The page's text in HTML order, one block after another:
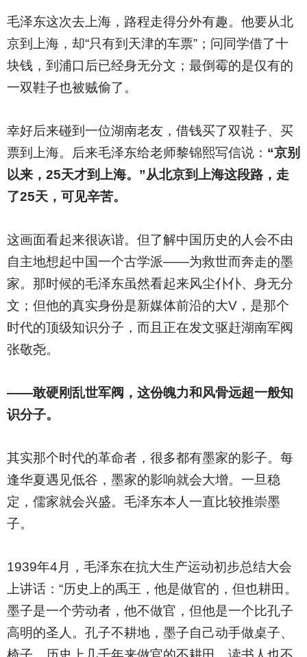
毛泽东这次去上海，路程走得分外有趣。他要从北
京到上海，却“只有到天津的车票”；问同学借了十
块钱，到浦口后已经身无分文；最倒霉的是仅有的
一双鞋子也被贼偷了。
幸好后来碰到一位湖南老友，借钱买了双鞋子、买
票到上海。后来毛泽东给老师黎锦熙写信说： “京别
以来，25天才到上海。”从北京到上海这段路，走
了25天，可见辛苦。
这画面看起来很诙谐。但了解中国历史的人会不由
自主地想起中国一个古学派——为救世而奔走的墨
家。那时候的毛泽东虽然看起来风尘仆仆、身无分
文；但他的真实身份是新媒体前沿的大V，是那个
时代的顶级知识分子，而且正在发文驱赶湖南军阀
张敬尧。
——敢硬刚乱世军阀，这份魄力和风骨远超一般知
识分子。
其实那个时代的革命者，很多都有墨家的影子。每
逢华夏遇见低谷，墨家的影响就会大增。一旦稳
定，儒家就会兴盛。毛泽东本人一直比较推崇墨
子。
1939年4月，毛泽东在抗大生产运动初步总结大会
上讲话：“历史上的禹王，他是做官的，但也耕田。
墨子是一个劳动者，他不做官，但他是一个比孔子
高明的圣人。孔子不耕地，墨子自己动手做桌子、